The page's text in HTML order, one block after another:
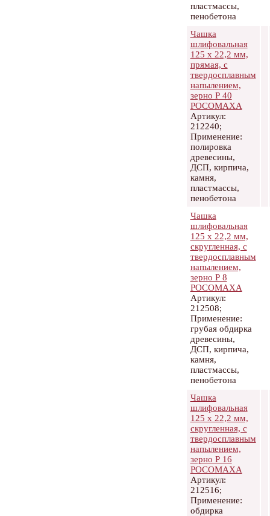
пластмассы,
пенобетона
Чашка
шлифовальная
125 х 22,2 мм,
прямая, с
твердосплавным
напылением,
зерно Р 40
РОСОМАХА
Артикул:
212240;
Применение:
полировка
древесины,
ДСП, кирпича,
камня,
пластмассы,
пенобетона
Чашка
шлифовальная
125 х 22,2 мм,
скругленная, с
твердосплавным
напылением,
зерно Р 8
РОСОМАХА
Артикул:
212508;
Применение:
грубая обдирка
древесины,
ДСП, кирпича,
камня,
пластмассы,
пенобетона
Чашка
шлифовальная
125 х 22,2 мм,
скругленная, с
твердосплавным
напылением,
зерно Р 16
РОСОМАХА
Артикул:
212516;
Применение:
обдирка